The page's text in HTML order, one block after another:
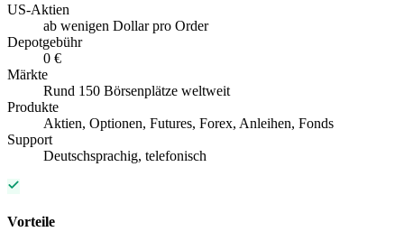
US-Aktien
ab wenigen Dollar pro Order
Depotgebühr
0 €
Märkte
Rund 150 Börsenplätze weltweit
Produkte
Aktien, Optionen, Futures, Forex, Anleihen, Fonds
Support
Deutschsprachig, telefonisch
Vorteile